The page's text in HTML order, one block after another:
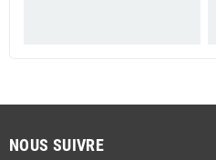
NOUS SUIVRE